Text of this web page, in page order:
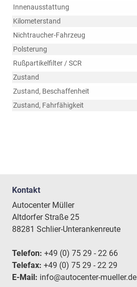
Innenausstattung
Kilometerstand
Nichtraucher-Fahrzeug
Polsterung
Rußpartikelfilter / SCR
Zustand
Zustand, Beschaffenheit
Zustand, Fahrfähigkeit
Kontakt
Autocenter Müller
Altdorfer Straße 25
88281 Schlier-Unterankenreute
Telefon: +49 (0) 75 29 - 22 66
Telefax: +49 (0) 75 29 - 22 29
E-Mail: info@autocenter-mueller.de